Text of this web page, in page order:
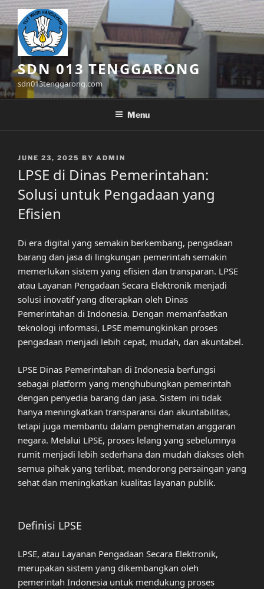
Skip
to
content
SDN 013 TENGGARONG
sdn013tenggarong.com
Menu
POSTED
JUNE 23, 2025 BY ADMIN
LPSE di Dinas Pemerintahan:
Solusi untuk Pengadaan yang
Efisien
Di era digital yang semakin berkembang, pengadaan
barang dan jasa di lingkungan pemerintah semakin
memerlukan sistem yang efisien dan transparan. LPSE
atau Layanan Pengadaan Secara Elektronik menjadi
solusi inovatif yang diterapkan oleh Dinas
Pemerintahan di Indonesia. Dengan memanfaatkan
teknologi informasi, LPSE memungkinkan proses
pengadaan menjadi lebih cepat, mudah, dan akuntabel.
LPSE Dinas Pemerintahan di Indonesia berfungsi
sebagai platform yang menghubungkan pemerintah
dengan penyedia barang dan jasa. Sistem ini tidak
hanya meningkatkan transparansi dan akuntabilitas,
tetapi juga membantu dalam penghematan anggaran
negara. Melalui LPSE, proses lelang yang sebelumnya
rumit menjadi lebih sederhana dan mudah diakses oleh
semua pihak yang terlibat, mendorong persaingan yang
sehat dan meningkatkan kualitas layanan publik.
Definisi LPSE
LPSE, atau Layanan Pengadaan Secara Elektronik,
merupakan sistem yang dikembangkan oleh
pemerintah Indonesia untuk mendukung proses